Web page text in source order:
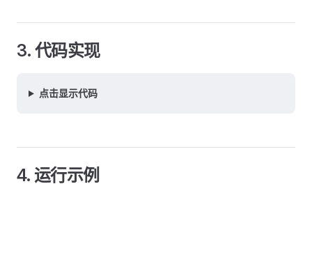
3. 代码实现
点击显示代码
4. 运行示例